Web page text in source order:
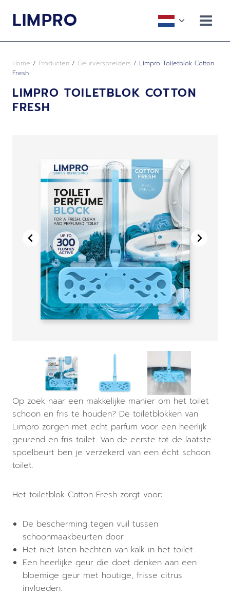
LIMPRO
Toggle
Home / Producten / Geurverspreiders / Limpro Toiletblok Cotton
Fresh
LIMPRO TOILETBLOK COTTON
FRESH
Op zoek naar een makkelijke manier om het toilet
schoon en fris te houden? De toiletblokken van
Limpro zorgen met echt parfum voor een heerlijk
geurend en fris toilet. Van de eerste tot de laatste
spoelbeurt ben je verzekerd van een écht schoon
toilet.
Het toiletblok Cotton Fresh zorgt voor:
De bescherming tegen vuil tussen
schoonmaakbeurten door
Het niet laten hechten van kalk in het toilet
Een heerlijke geur die doet denken aan een
bloemige geur met houtige, frisse citrus
invloeden.